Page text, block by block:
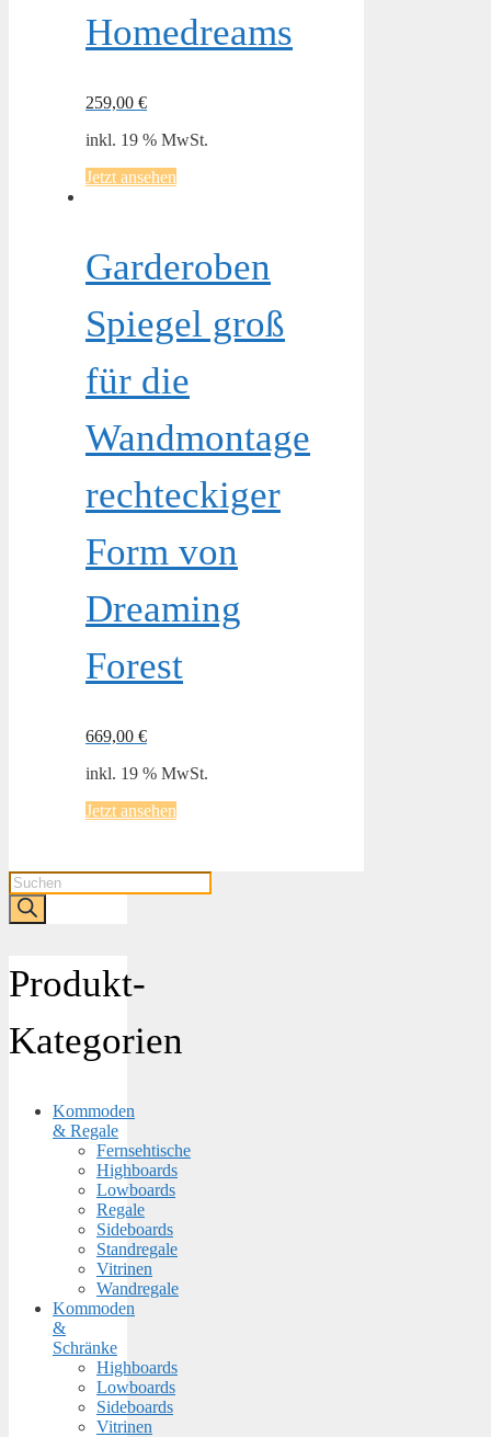
Homedreams
259,00 €
inkl. 19 % MwSt.
Jetzt ansehen
Garderoben
Spiegel groß
für die
Wandmontage
rechteckiger
Form von
Dreaming
Forest
669,00 €
inkl. 19 % MwSt.
Jetzt ansehen
Products
search
Produkt-
Kategorien
Kommoden
& Regale
Fernsehtische
Highboards
Lowboards
Regale
Sideboards
Standregale
Vitrinen
Wandregale
Kommoden
&
Schränke
Highboards
Lowboards
Sideboards
Vitrinen